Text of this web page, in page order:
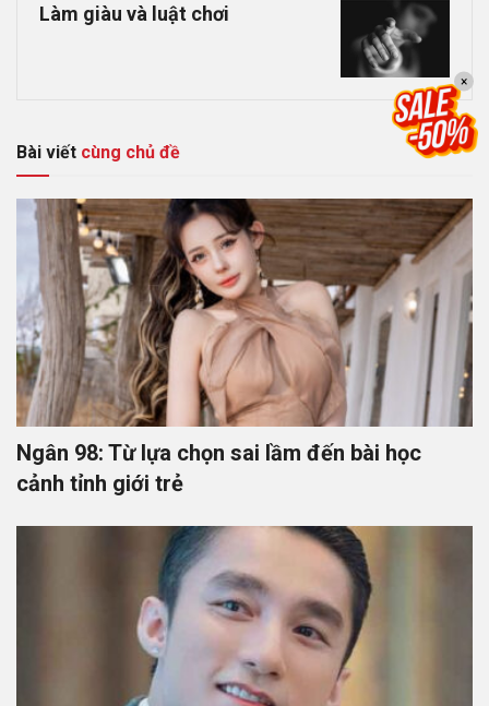
Làm giàu và luật chơi
Bài viết cùng chủ đề
Ngân 98: Từ lựa chọn sai lầm đến bài học
cảnh tỉnh giới trẻ
×